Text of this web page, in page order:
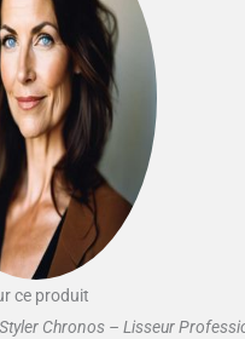
ce produit
Chronos – Lisseur